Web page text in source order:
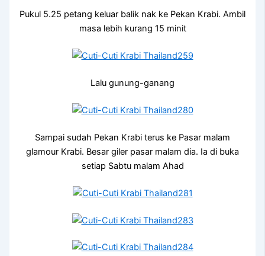
Pukul 5.25 petang keluar balik nak ke Pekan Krabi. Ambil
masa lebih kurang 15 minit
Lalu gunung-ganang
Sampai sudah Pekan Krabi terus ke Pasar malam
glamour Krabi. Besar giler pasar malam dia. Ia di buka
setiap Sabtu malam Ahad